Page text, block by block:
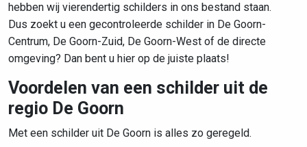
hebben wij vierendertig schilders in ons bestand staan.
Dus zoekt u een gecontroleerde schilder in De Goorn-
Centrum, De Goorn-Zuid, De Goorn-West of de directe
omgeving? Dan bent u hier op de juiste plaats!
Voordelen van een schilder uit de
regio De Goorn
Met een schilder uit De Goorn is alles zo geregeld.